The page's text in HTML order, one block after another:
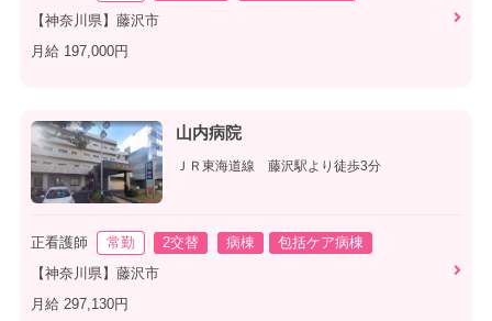
【神奈川県】藤沢市
月給 197,000円
山内病院
ＪＲ東海道線 藤沢駅より徒歩3分
正看護師 常勤 2交替 病棟
包括ケア病棟
【神奈川県】藤沢市
月給 297,130円